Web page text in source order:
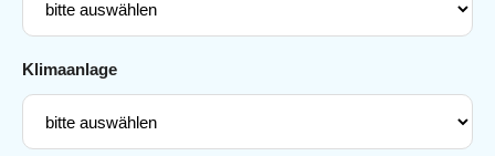
Klimaanlage